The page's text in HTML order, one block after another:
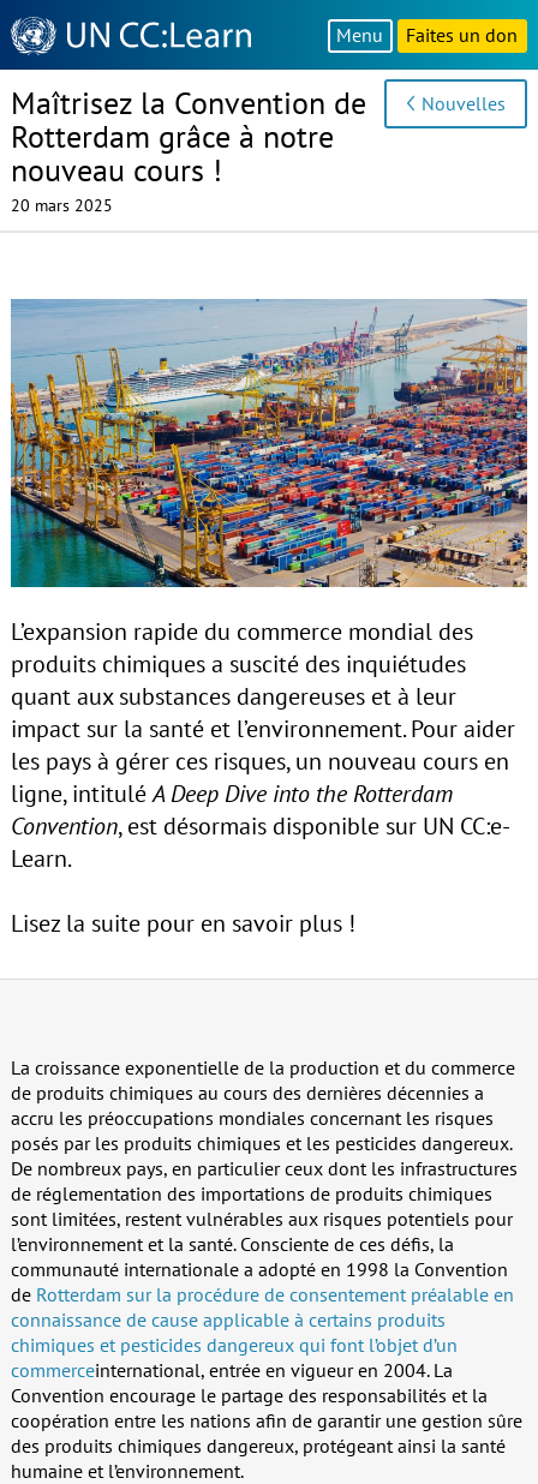
Knowledge
Sharing
Platform
Menu Faites un don
Maîtrisez la Convention de
Rotterdam grâce à notre
nouveau cours !
20 mars 2025
Nouvelles
L’expansion rapide du commerce mondial des
produits chimiques a suscité des inquiétudes
quant aux substances dangereuses et à leur
impact sur la santé et l’environnement. Pour aider
les pays à gérer ces risques, un nouveau cours en
ligne, intituléA Deep Dive into the Rotterdam
Convention, est désormais disponible sur UN CC:e-
Learn.
Lisez la suite pour en savoir plus !
La croissance exponentielle de la production et du commerce
de produits chimiques au cours des dernières décennies a
accru les préoccupations mondiales concernant les risques
posés par les produits chimiques et les pesticides dangereux.
De nombreux pays, en particulier ceux dont les infrastructures
de réglementation des importations de produits chimiques
sont limitées, restent vulnérables aux risques potentiels pour
l’environnement et la santé. Consciente de ces défis, la
communauté internationale a adopté en 1998 la Convention
de Rotterdam sur la procédure de consentement préalable en
connaissance de cause applicable à certains produits
chimiques et pesticides dangereux qui font l’objet d’un
commerceinternational, entrée en vigueur en 2004. La
Convention encourage le partage des responsabilités et la
coopération entre les nations afin de garantir une gestion sûre
des produits chimiques dangereux, protégeant ainsi la santé
humaine et l’environnement.